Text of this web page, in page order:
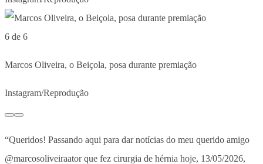
6 de 6
Marcos Oliveira, o Beiçola, posa durante premiação
Instagram/Reprodução
“Queridos! Passando aqui para dar notícias do meu querido amigo
@marcosoliveiraator que fez cirurgia de hérnia hoje, 13/05/2026,